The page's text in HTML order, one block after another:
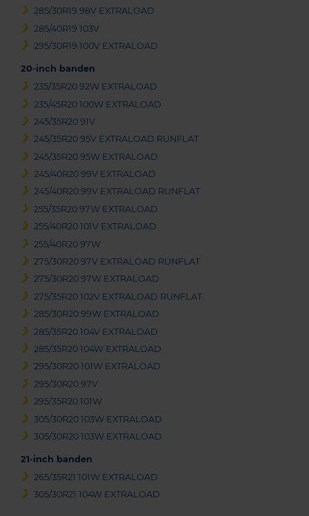
285/30R19 98V EXTRALOAD
285/40R19 103V
295/30R19 100V EXTRALOAD
20-inch banden
235/35R20 92W EXTRALOAD
235/45R20 100W EXTRALOAD
245/35R20 91V
245/35R20 95V EXTRALOAD RUNFLAT
245/35R20 95W EXTRALOAD
245/40R20 99V EXTRALOAD
245/40R20 99V EXTRALOAD RUNFLAT
255/35R20 97W EXTRALOAD
255/40R20 101V EXTRALOAD
255/40R20 97W
275/30R20 97V EXTRALOAD RUNFLAT
275/30R20 97W EXTRALOAD
275/35R20 102V EXTRALOAD RUNFLAT
285/30R20 99W EXTRALOAD
285/35R20 104V EXTRALOAD
285/35R20 104W EXTRALOAD
295/30R20 101W EXTRALOAD
295/30R20 97V
295/35R20 101W
305/30R20 103W EXTRALOAD
305/30R20 103W EXTRALOAD
21-inch banden
265/35R21 101W EXTRALOAD
305/30R21 104W EXTRALOAD